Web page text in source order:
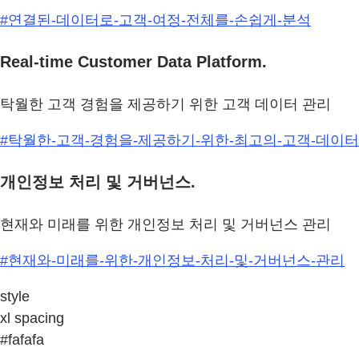
#연결된-데이터로-고객-여정-전체를-손쉽게-분석
Real-time Customer Data Platform.
탁월한 고객 경험을 제공하기 위한 고객 데이터 관리
#탁월한-고객-경험을-제공하기-위한-최고의-고객-데이
개인정보 처리 및 거버넌스.
현재와 미래를 위한 개인정보 처리 및 거버넌스 관리
#현재와-미래를-위한-개인정보-처리-및-거버넌스-관리
style
xl spacing
#fafafa